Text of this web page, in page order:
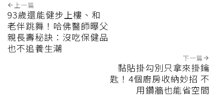
上一篇
93歲還能健步上樓、和
老伴跳舞！哈佛醫師曝父
親長壽秘訣：沒吃保健品
也不追養生潮
下一篇
黏貼掛勾別只拿來掛鑰
匙！4個廚房收納妙招 不
用鑽牆也能省空間